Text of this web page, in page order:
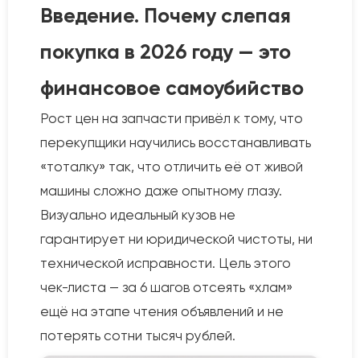
Введение. Почему слепая
покупка в 2026 году — это
финансовое самоубийство
Рост цен на запчасти привёл к тому, что
перекупщики научились восстанавливать
«тоталку» так, что отличить её от живой
машины сложно даже опытному глазу.
Визуально идеальный кузов не
гарантирует ни юридической чистоты, ни
технической исправности. Цель этого
чек-листа — за 6 шагов отсеять «хлам»
ещё на этапе чтения объявлений и не
потерять сотни тысяч рублей.